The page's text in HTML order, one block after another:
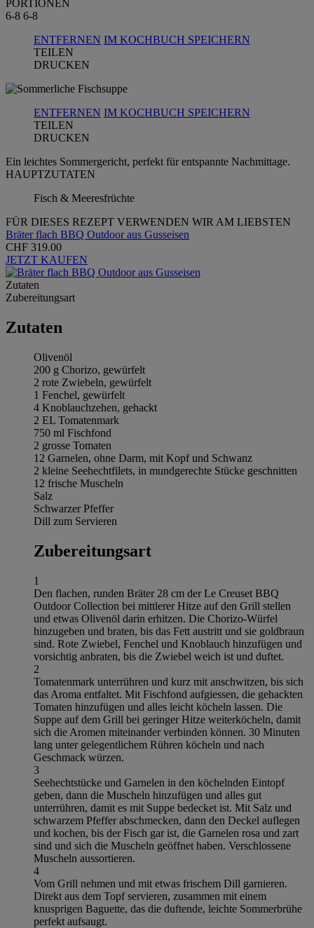
PORTIONEN
6-8 6-8
ENTFERNEN IM KOCHBUCH SPEICHERN
TEILEN
DRUCKEN
ENTFERNEN IM KOCHBUCH SPEICHERN
TEILEN
DRUCKEN
Ein leichtes Sommergericht, perfekt für entspannte Nachmittage.
HAUPTZUTATEN
Fisch & Meeresfrüchte
FÜR DIESES REZEPT VERWENDEN WIR AM LIEBSTEN
Bräter flach BBQ Outdoor aus Gusseisen
CHF 319.00
JETZT KAUFEN
Zutaten
Zubereitungsart
Zutaten
Olivenöl
200 g Chorizo, gewürfelt
2 rote Zwiebeln, gewürfelt
1 Fenchel, gewürfelt
4 Knoblauchzehen, gehackt
2 EL Tomatenmark
750 ml Fischfond
2 grosse Tomaten
12 Garnelen, ohne Darm, mit Kopf und Schwanz
2 kleine Seehechtfilets, in mundgerechte Stücke geschnitten
12 frische Muscheln
Salz
Schwarzer Pfeffer
Dill zum Servieren
Zubereitungsart
1
Den flachen, runden Bräter 28 cm der Le Creuset BBQ
Outdoor Collection bei mittlerer Hitze auf den Grill stellen
und etwas Olivenöl darin erhitzen. Die Chorizo-Würfel
hinzugeben und braten, bis das Fett austritt und sie goldbraun
sind. Rote Zwiebel, Fenchel und Knoblauch hinzufügen und
vorsichtig anbraten, bis die Zwiebel weich ist und duftet.
2
Tomatenmark unterrühren und kurz mit anschwitzen, bis sich
das Aroma entfaltet. Mit Fischfond aufgiessen, die gehackten
Tomaten hinzufügen und alles leicht köcheln lassen. Die
Suppe auf dem Grill bei geringer Hitze weiterköcheln, damit
sich die Aromen miteinander verbinden können. 30 Minuten
lang unter gelegentlichem Rühren köcheln und nach
Geschmack würzen.
3
Seehechtstücke und Garnelen in den köchelnden Eintopf
geben, dann die Muscheln hinzufügen und alles gut
unterrühren, damit es mit Suppe bedecket ist. Mit Salz und
schwarzem Pfeffer abschmecken, dann den Deckel auflegen
und kochen, bis der Fisch gar ist, die Garnelen rosa und zart
sind und sich die Muscheln geöffnet haben. Verschlossene
Muscheln aussortieren.
4
Vom Grill nehmen und mit etwas frischem Dill garnieren.
Direkt aus dem Topf servieren, zusammen mit einem
knusprigen Baguette, das die duftende, leichte Sommerbrühe
perfekt aufsaugt.